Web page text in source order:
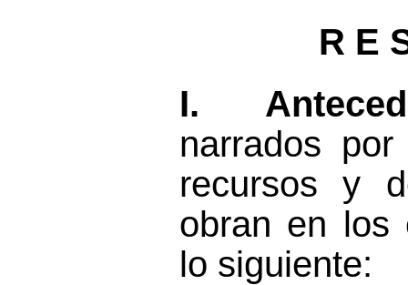
R E
I.
narrados
recursos y
obran en los
lo siguiente: